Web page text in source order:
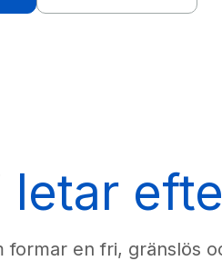
letar
en fri, gränslös